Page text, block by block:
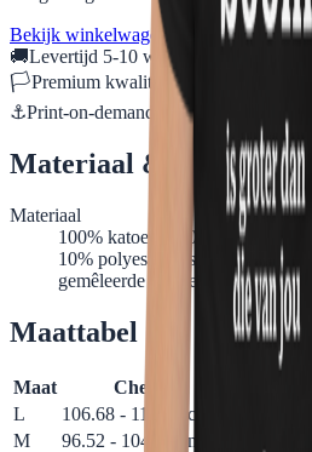
Bekijk winkelwagen →
🚚Levertijd 5-10 werkdagen
🏳Premium kwaliteit, duurzame print
⚓Print-on-demand: speciaal voor jou
Materiaal & verzorging
Materiaal
100% katoen, 170-180 g/m².
10% polyester, Ash Grey is 99%
gemêleerde kleuren zijn 50%
Maattabel
Maat Chest
L
106.68 - 114.30 cm
M
96.52 - 104.14 cm